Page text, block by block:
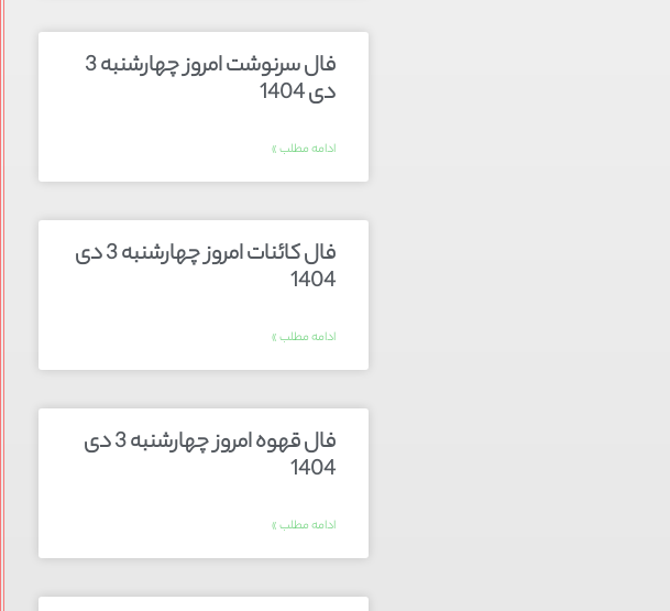
فال سرنوشت امروز چهارشنبه 3
دی 1404
ادامه مطلب »
فال کائنات امروز چهارشنبه 3 دی
1404
ادامه مطلب »
فال قهوه امروز چهارشنبه 3 دی
1404
ادامه مطلب »